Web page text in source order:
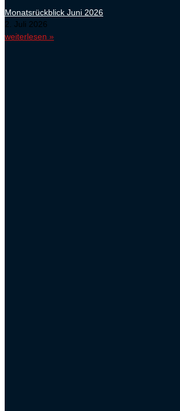
Monatsrückblick Juni 2026
2. Juli 2026
weiterlesen »